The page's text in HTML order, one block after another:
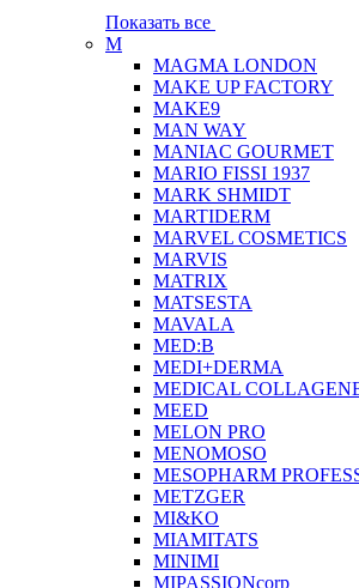
Показать все
M
MAGMA LONDON
MAKE UP FACTORY
MAKE9
MAN WAY
MANIAC GOURMET
MARIO FISSI 1937
MARK SHMIDT
MARTIDERM
MARVEL COSMETICS
MARVIS
MATRIX
MATSESTA
MAVALA
MED:B
MEDI+DERMA
MEDICAL
MEED
MELON PRO
MENOMOSO
MESOPHARM
METZGER
MI&KO
MIAMITATS
MINIMI
MIPASSIONcorp